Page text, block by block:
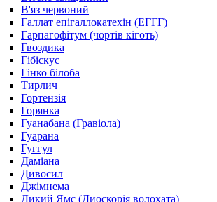
В'яз червоний
Галлат епігаллокатехін (ЕГГГ)
Гарпагофітум (чортів кіготь)
Гвоздика
Гібіскус
Гінко білоба
Тирлич
Гортензія
Горянка
Гуанабана (Гравіола)
Гуарана
Гуггул
Даміана
Дивосил
Джімнема
Дикий Ямс (Диоскорія волохата)